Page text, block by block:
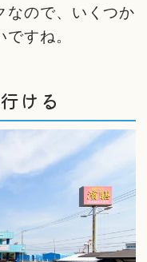
なので、いくつか
すね。
ける